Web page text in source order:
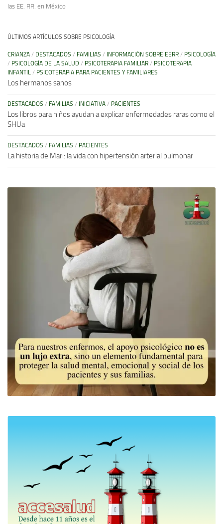
las EE. RR. en México
ÚLTIMOS ARTÍCULOS SOBRE PSICOLOGÍA
CRIANZA / DESTACADOS / FAMILIAS / INFORMACIÓN SOBRE EERR / PSICOLOGÍA
/ PSICOLOGÍA DE LA SALUD / PSICOTERAPIA FAMILIAR / PSICOTERAPIA
INFANTIL / PSICOTERAPIA PARA PACIENTES Y FAMILIARES
Los hermanos sanos
DESTACADOS / FAMILIAS / INICIATIVA / PACIENTES
Los libros para niños ayudan a explicar enfermedades raras como el
SHUa
DESTACADOS / FAMILIAS / PACIENTES
La historia de Mari: la vida con hipertensión arterial pulmonar